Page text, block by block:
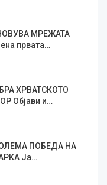
МРЕЖАТА
првата…
ХРВАТСКОТО
Објави и…
ПОБЕДА НА
Ја…